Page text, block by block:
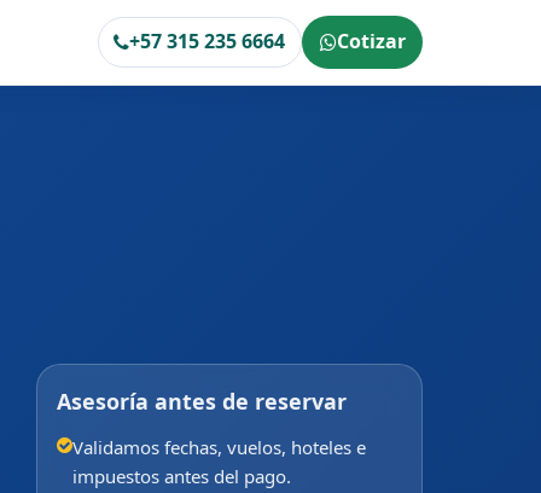
+57 315 235 6664 Cotizar
Asesoría antes de reservar
Validamos fechas, vuelos, hoteles e
impuestos antes del pago.